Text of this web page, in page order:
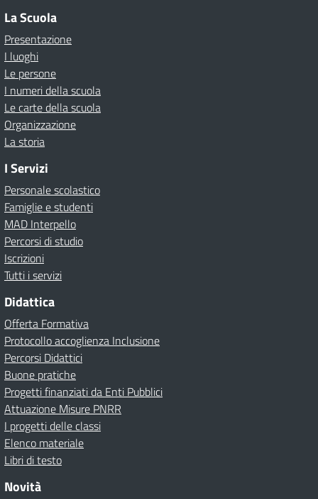
La Scuola
Presentazione
I luoghi
Le persone
I numeri della scuola
Le carte della scuola
Organizzazione
La storia
I Servizi
Personale scolastico
Famiglie e studenti
MAD Interpello
Percorsi di studio
Iscrizioni
Tutti i servizi
Didattica
Offerta Formativa
Protocollo accoglienza Inclusione
Percorsi Didattici
Buone pratiche
Progetti finanziati da Enti Pubblici
Attuazione Misure PNRR
I progetti delle classi
Elenco materiale
Libri di testo
Novità